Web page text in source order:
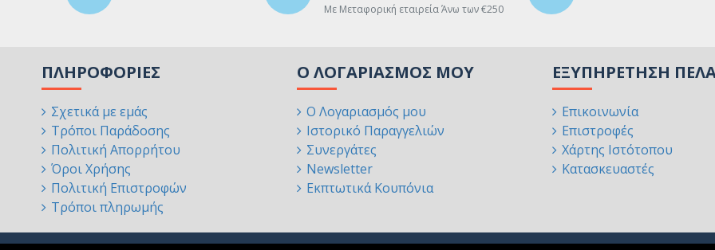
Με Μεταφορική εταιρεία Άνω των €250
ΠΛΗΡΟΦΟΡΊΕΣ
Σχετικά με εμάς
Τρόποι Παράδοσης
Πολιτική Απορρήτου
Όροι Χρήσης
Πολιτική Επιστροφών
Τρόποι πληρωμής
Ο ΛΟΓΑΡΙΑΣΜΌΣ ΜΟΥ
Ο Λογαριασμός μου
Ιστορικό Παραγγελιών
Συνεργάτες
Newsletter
Εκπτωτικά Κουπόνια
ΕΞΥΠΗΡΈΤΗΣΗ
Επικοινωνία
Επιστροφές
Χάρτης Ιστότοπου
Κατασκευαστές